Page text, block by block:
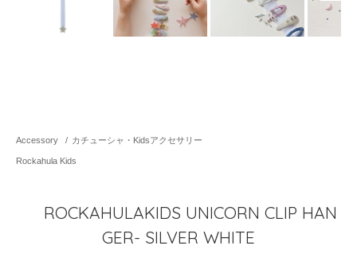
Accessory / カチューシャ・Kidsアクセサリー
Rockahula Kids
ROCKAHULAKIDS UNICORN CLIP HAN
GER- SILVER WHITE